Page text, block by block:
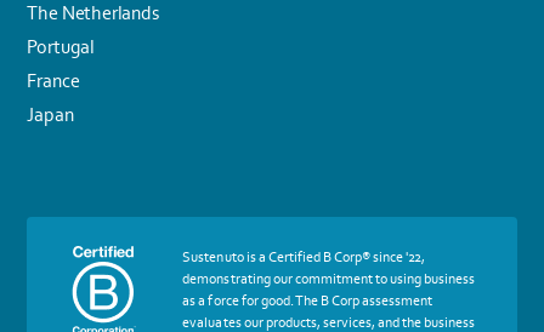
The Netherlands
Portugal
France
Japan
More
about
certif
Certified
Sustenuto is a Certified B Corp® since '22,
demonstrating our commitment to using business
as a force for good. The B Corp assessment
evaluates our products, services, and the business